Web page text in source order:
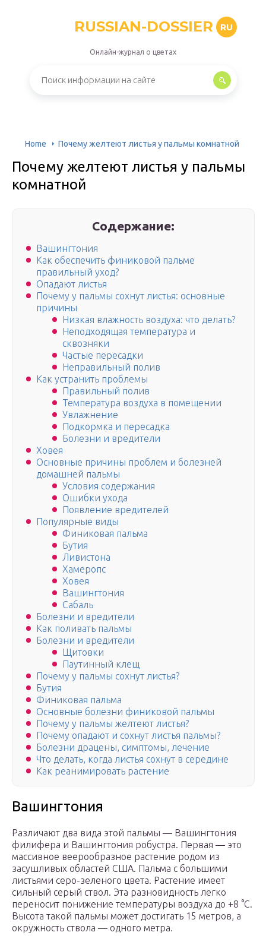
RUSSIAN-DOSSIER RU
Онлайн-журнал о цветах
Home Почему желтеют листья у пальмы комнатной
Почему желтеют листья у пальмы
комнатной
Содержание:
Вашингтония
Как обеспечить финиковой пальме
правильный уход?
Опадают листья
Почему у пальмы сохнут листья: основные
причины
Низкая влажность воздуха: что делать?
Неподходящая температура и
сквозняки
Частые пересадки
Неправильный полив
Как устранить проблемы
Правильный полив
Температура воздуха в помещении
Увлажнение
Подкормка и пересадка
Болезни и вредители
Ховея
Основные причины проблем и болезней
домашней пальмы
Условия содержания
Ошибки ухода
Появление вредителей
Популярные виды
Финиковая пальма
Бутия
Ливистона
Хамеропс
Ховея
Вашингтония
Сабаль
Болезни и вредители
Как поливать пальмы
Болезни и вредители
Щитовки
Паутинный клещ
Почему у пальмы сохнут листья?
Бутия
Финиковая пальма
Основные болезни финиковой пальмы
Почему у пальмы желтеют листья?
Почему опадают и сохнут листья пальмы?
Болезни драцены, симптомы, лечение
Что делать, когда листья сохнут в середине
Как реанимировать растение
Вашингтония
Различают два вида этой пальмы — Вашингтония
филифера и Вашингтония робустра. Первая — это
массивное веерообразное растение родом из
засушливых областей США. Пальма с большими
листьями серо-зеленого цвета. Растение имеет
сильный серый ствол. Эта разновидность легко
переносит понижение температуры воздуха до +8 °C.
Высота такой пальмы может достигать 15 метров, а
окружность ствола — одного метра.